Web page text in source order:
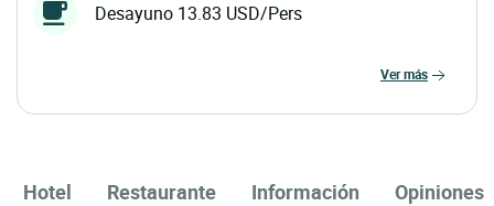
Desayuno 13.83 USD/Pers
ver más
Hotel Restaurante Información Opiniones